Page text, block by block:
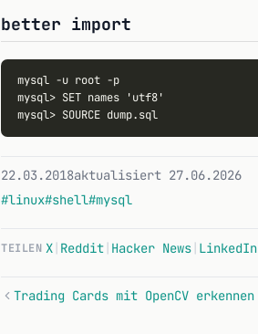
better import
mysql -u root -p
mysql> SET names 'utf8'
mysql> SOURCE dump.sql
22.03.2018aktualisiert 27.06.2026
#linux#shell#mysql
TEILEN X Reddit Hacker News LinkedIn
Trading Cards mit OpenCV erkennen